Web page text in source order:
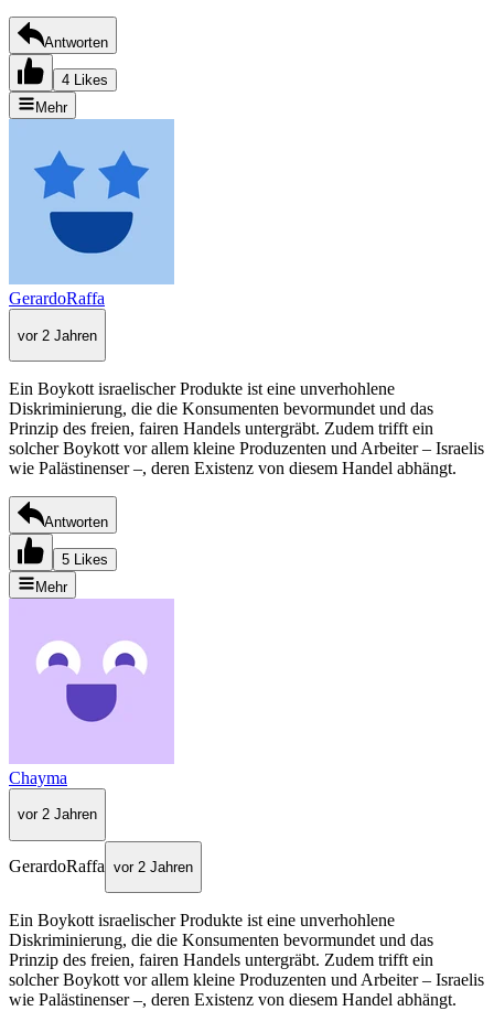
Antworten
4 Likes
Mehr
GerardoRaffa
vor 2 Jahren
Ein Boykott israelischer Produkte ist eine unverhohlene
Diskriminierung, die die Konsumenten bevormundet und das
Prinzip des freien, fairen Handels untergräbt. Zudem trifft ein
solcher Boykott vor allem kleine Produzenten und Arbeiter – Israelis
wie Palästinenser –, deren Existenz von diesem Handel abhängt.
Antworten
5 Likes
Mehr
Chayma
vor 2 Jahren
GerardoRaffa vor 2 Jahren
Ein Boykott israelischer Produkte ist eine unverhohlene
Diskriminierung, die die Konsumenten bevormundet und das
Prinzip des freien, fairen Handels untergräbt. Zudem trifft ein
solcher Boykott vor allem kleine Produzenten und Arbeiter – Israelis
wie Palästinenser –, deren Existenz von diesem Handel abhängt.